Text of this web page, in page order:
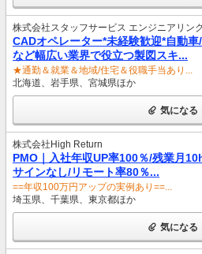
株式会社スタッフサービス エンジニアリング
CADオペレーター*未経験歓迎*自動
など幅広い業界で役立つ製図スキ...
★通勤＆就業＆地域/住宅＆役職手当あり...
北海道、岩手県、宮城県ほか
気になる
株式会社High Return
PMO｜入社年収UP率100％/残業月
サインなし/リモート率80％...
==年収100万円アップの実例あり==...
埼玉県、千葉県、東京都ほか
気になる